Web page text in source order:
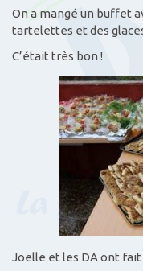
On a mangé un buffet
tartelettes et des
C’était très bon !
Joelle et les DA ont